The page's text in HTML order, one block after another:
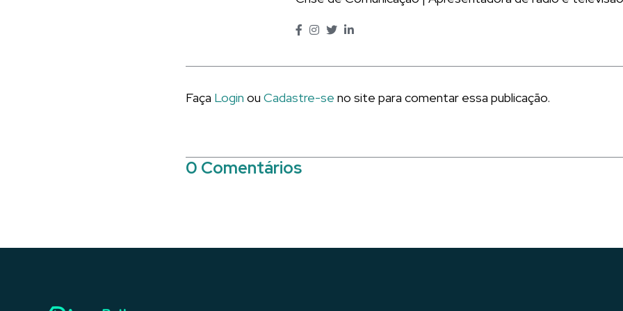
Faça Login ou Cadastre-se no site para comentar essa publicação.
0 Comentários